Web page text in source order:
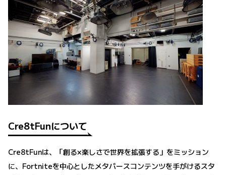
Cre8tFunについて
Cre8tFunは、「創る×楽しさで世界を拡張する」をミッション
に、Fortniteを中心としたメタバースコンテンツを手がけるスタ